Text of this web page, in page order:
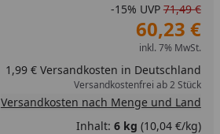
-15% UVP 71,49 €
60,23 €
inkl. 7% MwSt.
1,99 € Versandkosten in Deutschland
Versandkostenfrei ab 2 Stück
Versandkosten nach Menge und Land
Inhalt: 6 kg (10,04 €/kg)